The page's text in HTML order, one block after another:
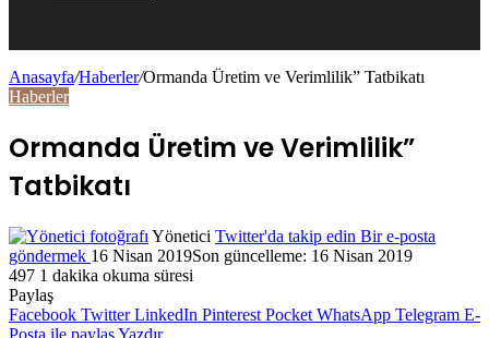
Anasayfa/Haberler/Ormanda Üretim ve Verimlilik” Tatbikatı
Haberler
Ormanda Üretim ve Verimlilik”
Tatbikatı
Yönetici Twitter'da takip edin Bir e-posta
göndermek 16 Nisan 2019Son güncelleme: 16 Nisan 2019
497 1 dakika okuma süresi
Paylaş
Facebook Twitter LinkedIn Pinterest Pocket WhatsApp Telegram E-
Posta ile paylaşYazdır